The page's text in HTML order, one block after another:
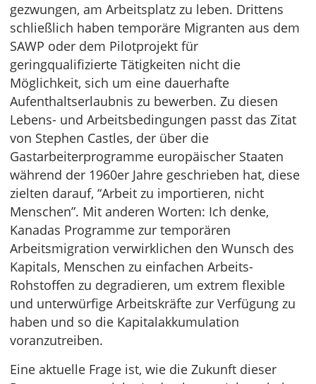
gezwungen, am Arbeitsplatz zu leben. Drittens
schließlich haben temporäre Migranten aus dem
SAWP oder dem Pilotprojekt für
geringqualifizierte Tätigkeiten nicht die
Möglichkeit, sich um eine dauerhafte
Aufenthaltserlaubnis zu bewerben. Zu diesen
Lebens- und Arbeitsbedingungen passt das Zitat
von Stephen Castles, der über die
Gastarbeiterprogramme europäischer Staaten
während der 1960er Jahre geschrieben hat, diese
zielten darauf, “Arbeit zu importieren, nicht
Menschen”. Mit anderen Worten: Ich denke,
Kanadas Programme zur temporären
Arbeitsmigration verwirklichen den Wunsch des
Kapitals, Menschen zu einfachen Arbeits-
Rohstoffen zu degradieren, um extrem flexible
und unterwürfige Arbeitskräfte zur Verfügung zu
haben und so die Kapitalakkumulation
voranzutreiben.
Eine aktuelle Frage ist, wie die Zukunft dieser